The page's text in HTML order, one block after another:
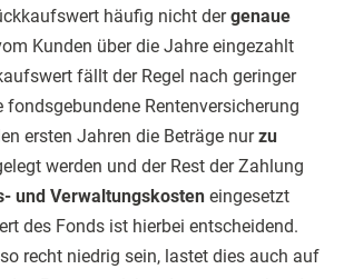
häufig nicht dergenaue
Kunden über die Jahre eingezahlt
fällt der Regel nach geringer
fondsgebundene Rentenversicherung
ersten Jahren die Beträge nurzu
werden und der Rest der Zahlung
und Verwaltungskosten eingesetzt
des Fonds ist hierbei entscheidend.
recht niedrig sein, lastet dies auch auf